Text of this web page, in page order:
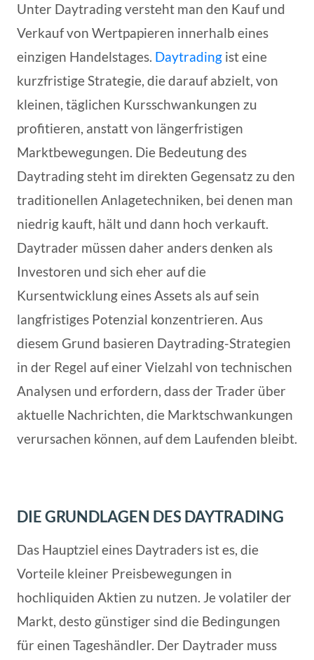
Unter Daytrading versteht man den Kauf und
Verkauf von Wertpapieren innerhalb eines
einzigen Handelstages. Daytrading ist eine
kurzfristige Strategie, die darauf abzielt, von
kleinen, täglichen Kursschwankungen zu
profitieren, anstatt von längerfristigen
Marktbewegungen. Die Bedeutung des
Daytrading steht im direkten Gegensatz zu den
traditionellen Anlagetechniken, bei denen man
niedrig kauft, hält und dann hoch verkauft.
Daytrader müssen daher anders denken als
Investoren und sich eher auf die
Kursentwicklung eines Assets als auf sein
langfristiges Potenzial konzentrieren. Aus
diesem Grund basieren Daytrading-Strategien
in der Regel auf einer Vielzahl von technischen
Analysen und erfordern, dass der Trader über
aktuelle Nachrichten, die Marktschwankungen
verursachen können, auf dem Laufenden bleibt.
DIE GRUNDLAGEN DES DAYTRADING
Das Hauptziel eines Daytraders ist es, die
Vorteile kleiner Preisbewegungen in
hochliquiden Aktien zu nutzen. Je volatiler der
Markt, desto günstiger sind die Bedingungen
für einen Tageshändler. Der Daytrader muss